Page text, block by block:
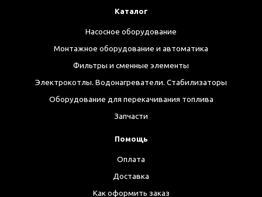
Каталог
Насосное оборудование
Монтажное оборудование и автоматика
Фильтры и сменные элементы
Электрокотлы. Водонагреватели. Стабилизаторы
Оборудование для перекачивания топлива
Запчасти
Помощь
Оплата
Доставка
Как оформить заказ